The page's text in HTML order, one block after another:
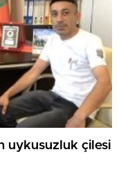
uykusuzluk çilesi